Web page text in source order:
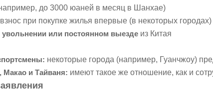
до 3000 юаней в месяц в Шанхае)
при покупке жилья впервые (в некоторых городах)
увольнении или постоянном выезде из Китая
некоторые города (например, Гуанчжоу)
Макао и Тайваня: имеют такое же отношение, как и